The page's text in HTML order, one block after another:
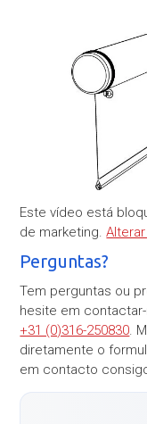
Este vídeo está
de marketing.
Perguntas?
Tem perguntas ou
hesite em
+31 (0)316-250830.
diretamente o
em contacto